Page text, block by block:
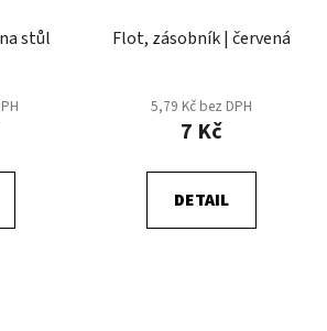
stůl Flot, zásobník | červená
5,79 Kč bez DPH
7 Kč
DETAIL